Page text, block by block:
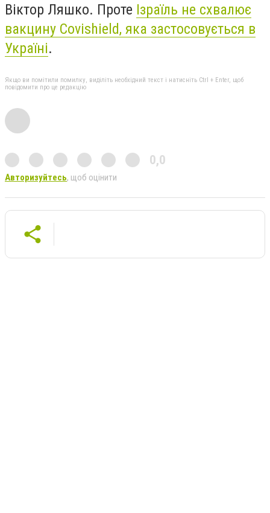
Віктор Ляшко. Проте Ізраїль не схвалює
вакцину Covishield, яка застосовується в
Україні.
Якщо ви помітили помилку, виділіть необхідний текст і натисніть Ctrl + Enter, щоб
повідомити про це редакцію
0,0
Авторизуйтесь, щоб оцінити